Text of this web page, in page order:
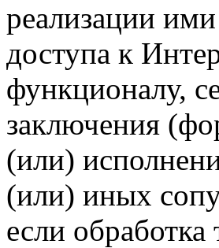
реализации
доступа к
функционалу,
заключения
(или)
(или) иных
если